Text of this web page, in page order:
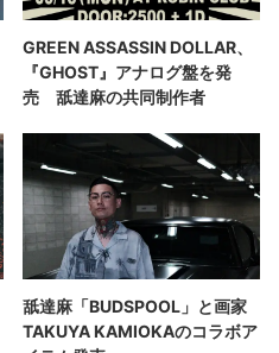
GREEN ASSASSIN DOLLAR、
『GHOST』アナログ盤を発
売 舐達麻の共同制作者
舐達麻「BUDSPOOL」と画家
TAKUYA KAMIOKAのコラボア